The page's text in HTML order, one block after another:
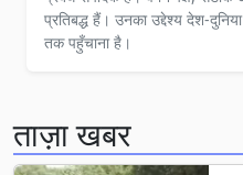
प्रतिबद्ध हैं। उनका उद्देश्य देश-
तक पहुँचाना है।
ताज़ा खबर